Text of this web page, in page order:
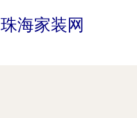
珠海家装网